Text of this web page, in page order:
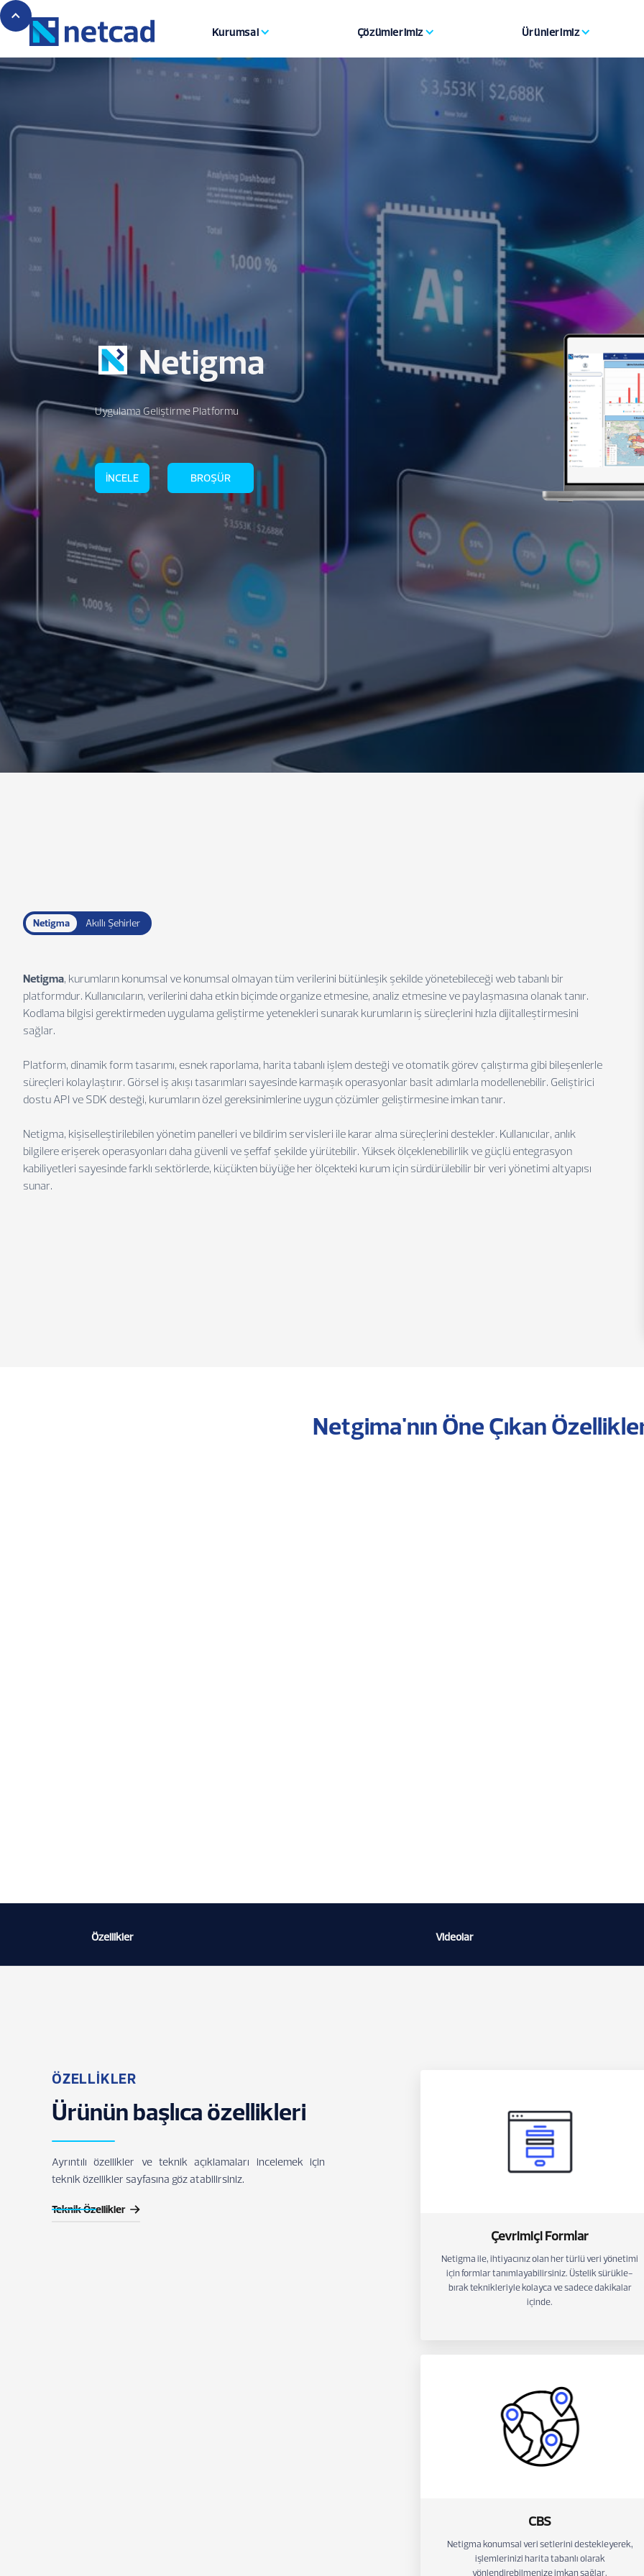
Kurumsal Çözümlerimiz Ürünlerimiz
Netigma
Uygulama Geliştirme Platformu
İNCELE BROŞÜR
Netigma Akıllı Şehirler
Netigma, kurumların konumsal ve konumsal olmayan tüm verilerini bütünleşik şekilde yönetebileceği web tabanlı bir
platformdur. Kullanıcıların, verilerini daha etkin biçimde organize etmesine, analiz etmesine ve paylaşmasına olanak tanır.
Kodlama bilgisi gerektirmeden uygulama geliştirme yetenekleri sunarak kurumların iş süreçlerini hızla dijitalleştirmesini
sağlar.
Platform, dinamik form tasarımı, esnek raporlama, harita tabanlı işlem desteği ve otomatik görev çalıştırma gibi bileşenlerle
süreçleri kolaylaştırır. Görsel iş akışı tasarımları sayesinde karmaşık operasyonlar basit adımlarla modellenebilir. Geliştirici
dostu API ve SDK desteği, kurumların özel gereksinimlerine uygun çözümler geliştirmesine imkan tanır.
Netigma, kişiselleştirilebilen yönetim panelleri ve bildirim servisleri ile karar alma süreçlerini destekler. Kullanıcılar, anlık
bilgilere erişerek operasyonları daha güvenli ve şeffaf şekilde yürütebilir. Yüksek ölçeklenebilirlik ve güçlü entegrasyon
kabiliyetleri sayesinde farklı sektörlerde, küçükten büyüğe her ölçekteki kurum için sürdürülebilir bir veri yönetimi altyapısı
sunar.
Netgima'nın Öne Çıkan
Özellikler Videolar
ÖZELLİKLER
Ürünün başlıca özellikleri
Ayrıntılı özellikler ve teknik açıklamaları incelemek için
teknik özellikler sayfasına göz atabilirsiniz.
Teknik Özellikler
Çevrimiçi Formlar
Netigma ile, ihtiyacınız olan her türlü veri yönetimi
için formlar tanımlayabilirsiniz. Üstelik sürükle-
bırak teknikleriyle kolayca ve sadece dakikalar
içinde.
CBS
Netigma konumsal veri setlerini destekleyerek,
işlemlerinizi harita tabanlı olarak
yönlendirebilmenize imkan sağlar.